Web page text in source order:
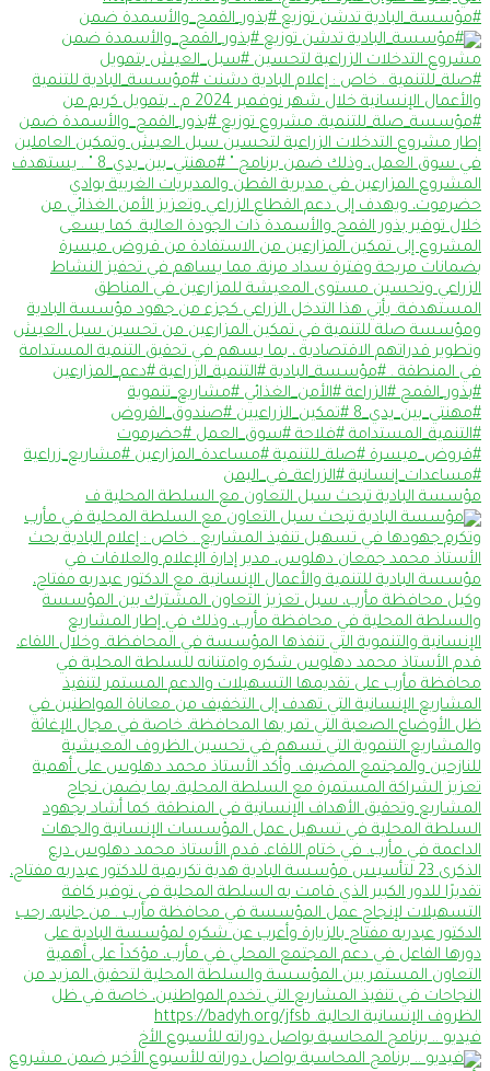
#مؤسسة_البادية تدشن توزيع #بذور_القمح_والأسمدة ضمن
مؤسسة البادية تبحث سبل التعاون مع السلطة المحلية ف
فيديو .. برنامج المحاسبة يواصل دوراته للأسبوع الأخ